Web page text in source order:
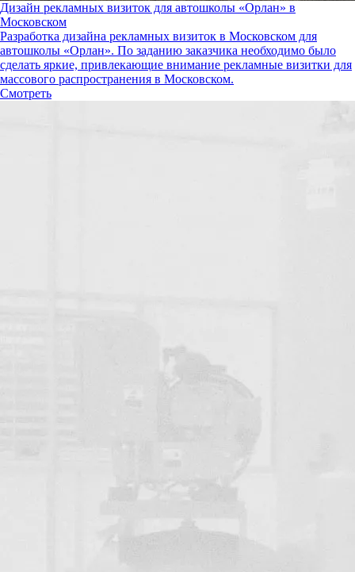
Дизайн рекламных визиток для автошколы «Орлан» в
Московском
Разработка дизайна рекламных визиток в Московском для
автошколы «Орлан». По заданию заказчика необходимо было
сделать яркие, привлекающие внимание рекламные визитки для
массового распространения в Московском.
Смотреть